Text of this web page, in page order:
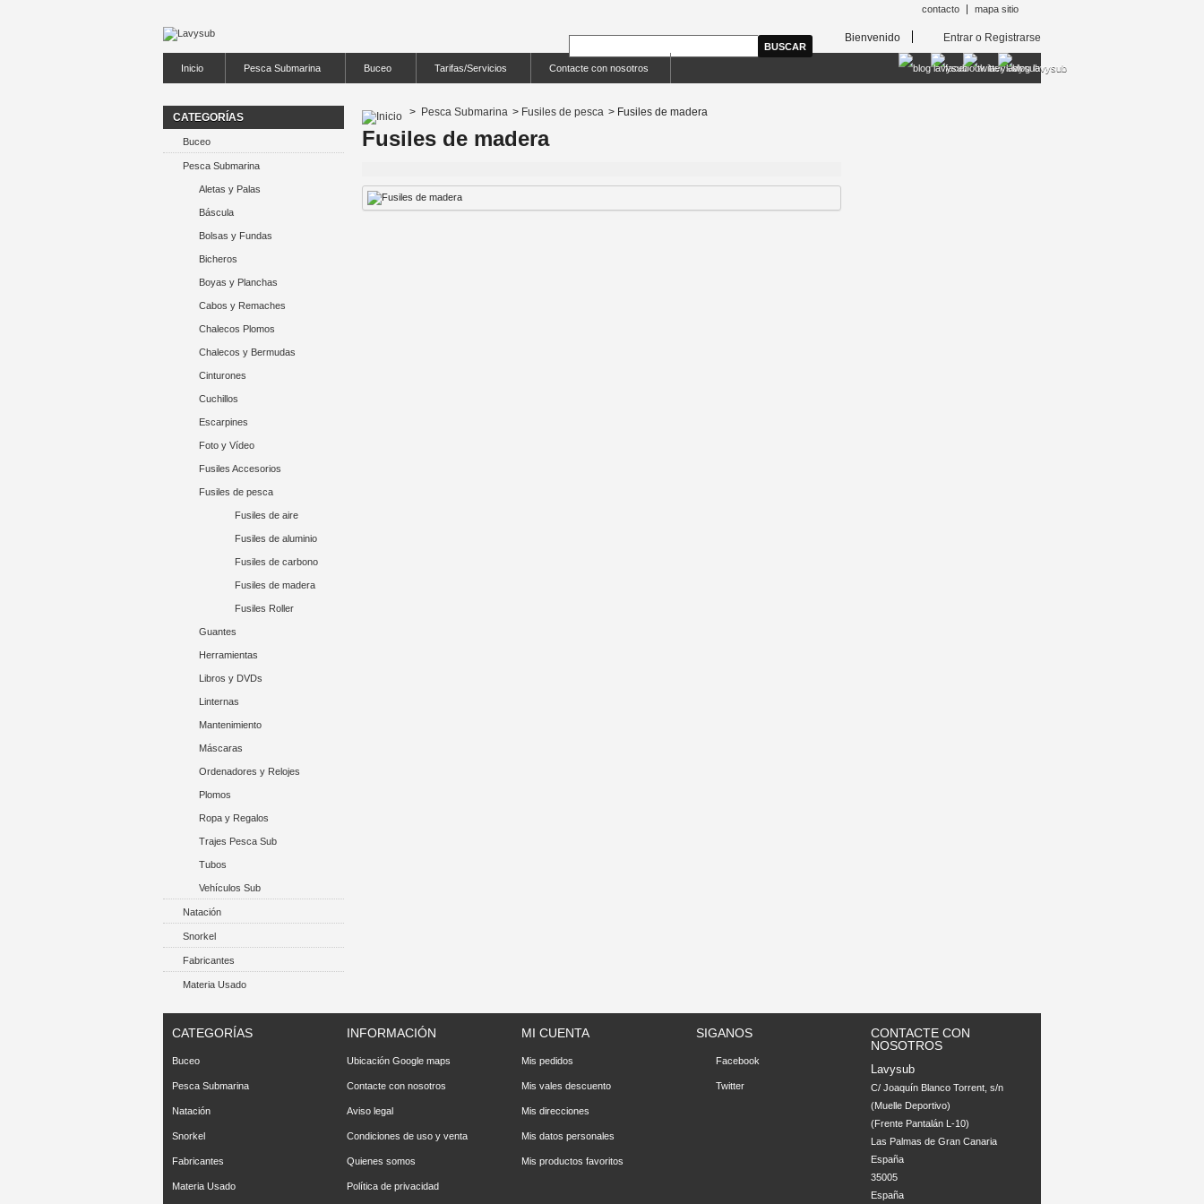
contacto mapa sitio
Bienvenido Entrar o Registrarse
Inicio Pesca Submarina Buceo Tarifas/Servicios Contacte con nosotros
CATEGORÍAS
Buceo
Pesca Submarina
Aletas y Palas
Báscula
Bolsas y Fundas
Bicheros
Boyas y Planchas
Cabos y Remaches
Chalecos Plomos
Chalecos y Bermudas
Cinturones
Cuchillos
Escarpines
Foto y Vídeo
Fusiles Accesorios
Fusiles de pesca
Fusiles de aire
Fusiles de aluminio
Fusiles de carbono
Fusiles de madera
Fusiles Roller
Guantes
Herramientas
Libros y DVDs
Linternas
Mantenimiento
Máscaras
Ordenadores y Relojes
Plomos
Ropa y Regalos
Trajes Pesca Sub
Tubos
Vehículos Sub
Natación
Snorkel
Fabricantes
Materia Usado
> Pesca Submarina > Fusiles de pesca > Fusiles de madera
Fusiles de madera
CATEGORÍAS
Buceo
Pesca Submarina
Natación
Snorkel
Fabricantes
Materia Usado
INFORMACIÓN
Ubicación Google maps
Contacte con nosotros
Aviso legal
Condiciones de uso y venta
Quienes somos
Política de privacidad
MI CUENTA
Mis pedidos
Mis vales descuento
Mis direcciones
Mis datos personales
Mis productos favoritos
SIGANOS
Facebook
Twitter
CONTACTE CON
NOSOTROS
Lavysub
C/ Joaquín Blanco Torrent, s/n
(Muelle Deportivo)
(Frente Pantalán L-10)
Las Palmas de Gran Canaria
España
35005
España